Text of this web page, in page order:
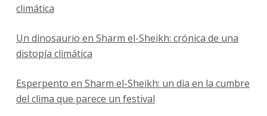
climática
Un dinosaurio en Sharm el-Sheikh: crónica de una
distopía climática
Esperpento en Sharm el-Sheikh: un día en la cumbre
del clima que parece un festival